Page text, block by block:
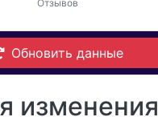
Отзывов
Обновить данные
изменения